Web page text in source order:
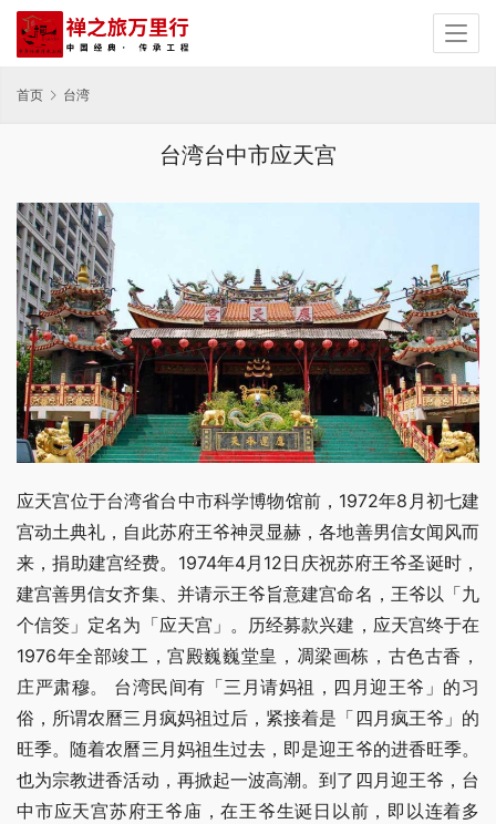
首页 台湾
台湾台中市应天宫
应天宫位于台湾省台中市科学博物馆前，1972年8月初七建
宫动土典礼，自此苏府王爷神灵显赫，各地善男信女闻风而
来，捐助建宫经费。1974年4月12日庆祝苏府王爷圣诞时，
建宫善男信女齐集、并请示王爷旨意建宫命名，王爷以「九
个信筊」定名为「应天宫」。历经募款兴建，应天宫终于在
1976年全部竣工，宫殿巍巍堂皇，凋梁画栋，古色古香，
庄严肃穆。 台湾民间有「三月请妈祖，四月迎王爷」的习
俗，所谓农曆三月疯妈祖过后，紧接着是「四月疯王爷」的
旺季。随着农曆三月妈祖生过去，即是迎王爷的进香旺季。
也为宗教进香活动，再掀起一波高潮。到了四月迎王爷，台
中市应天宫苏府王爷庙，在王爷生诞日以前，即以连着多